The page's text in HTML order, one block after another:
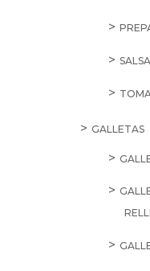
GALLETAS